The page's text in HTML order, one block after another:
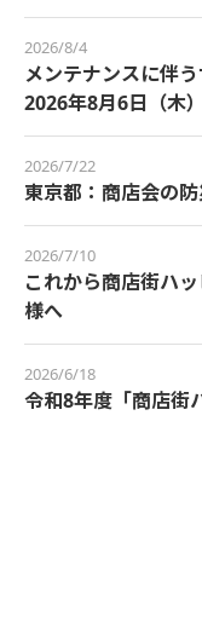
2026/8/4
メンテナンスに伴
2026年8月6日（木
2026/7/22
東京都：商店会の
2026/7/10
これから商店街ハ
様へ
2026/6/18
令和8年度「商店街